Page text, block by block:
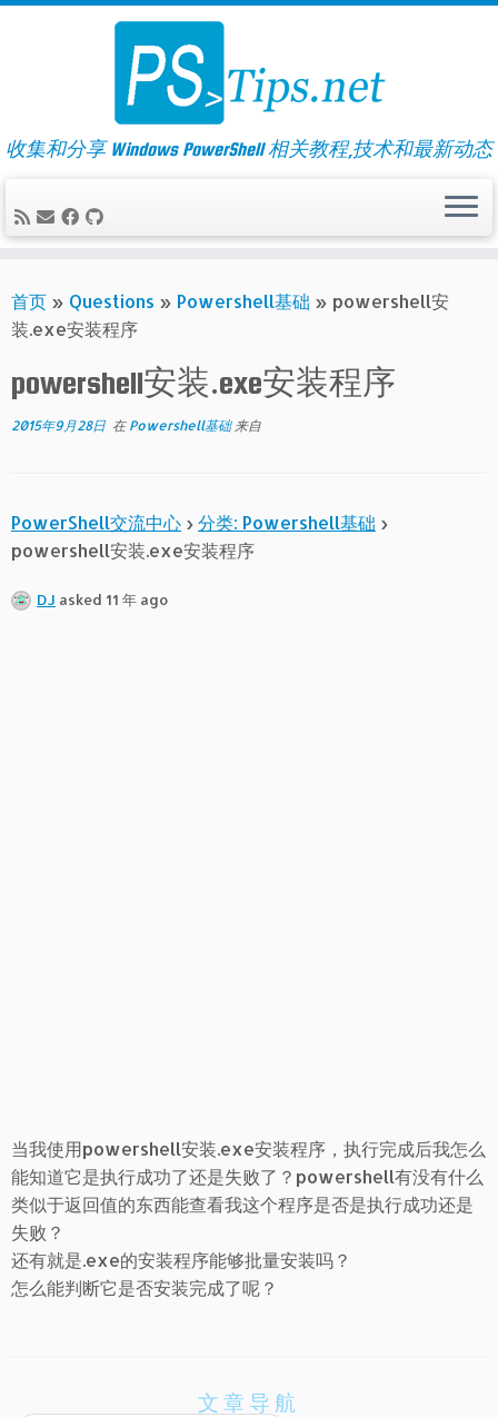
Skip
收集和分享 Windows PowerShell 相关教程,技术和最新动态
首页 » Questions » Powershell基础 » powershell安
装.exe安装程序
powershell安装.exe安装程序
2015年9月28日 在 Powershell基础 来自
PowerShell交流中心 › 分类: Powershell基础 ›
powershell安装.exe安装程序
DJ asked 11 年 ago
当我使用powershell安装.exe安装程序，执行完成后我怎么
能知道它是执行成功了还是失败了？powershell有没有什么
类似于返回值的东西能查看我这个程序是否是执行成功还是
失败？
还有就是.exe的安装程序能够批量安装吗？
怎么能判断它是否安装完成了呢？
文章导航